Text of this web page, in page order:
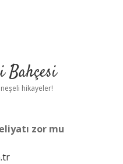
Bahçesi
hikayeler!
zor mu